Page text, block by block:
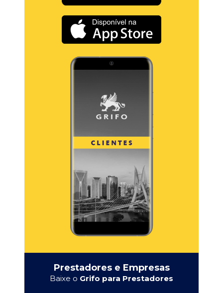
Prestadores e Empresas
Baixe o Grifo para Prestadores